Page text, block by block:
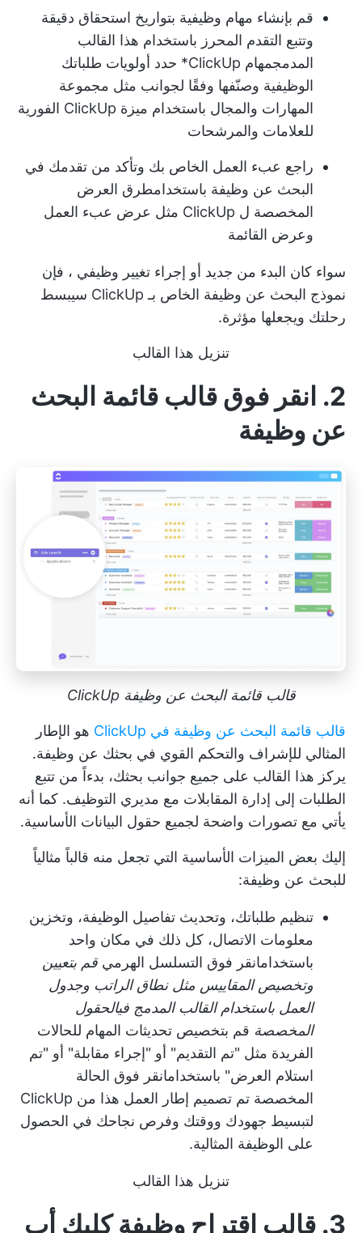
قم بإنشاء مهام وظيفية بتواريخ استحقاق دقيقة
وتتبع التقدم المحرز باستخدام هذا القالب
المدمجمهام ClickUp
* حدد أولويات طلباتك
الوظيفية وصنّفها وفقًا لجوانب مثل مجموعة
المهارات والمجال باستخدام ميزة ClickUp الفورية
للعلامات والمرشحات
راجع عبء العمل الخاص بك وتأكد من تقدمك في
البحث عن وظيفة باستخدامطرق العرض
المخصصة ل ClickUp
مثل عرض عبء العمل
وعرض القائمة
سواء كان البدء من جديد أو إجراء تغيير وظيفي ، فإن
نموذج البحث عن وظيفة الخاص بـ ClickUp سيبسط
رحلتك ويجعلها مؤثرة.
تنزيل هذا القالب
2. انقر فوق قالب قائمة البحث
عن وظيفة
قالب قائمة البحث عن وظيفة ClickUp
قالب قائمة البحث عن وظيفة في ClickUp
هو الإطار
المثالي للإشراف والتحكم القوي في بحثك عن وظيفة.
يركز هذا القالب على جميع جوانب بحثك، بدءاً من تتبع
الطلبات إلى إدارة المقابلات مع مديري التوظيف. كما أنه
يأتي مع تصورات واضحة لجميع حقول البيانات الأساسية.
إليك بعض الميزات الأساسية التي تجعل منه قالباً مثالياً
للبحث عن وظيفة:
تنظيم طلباتك، وتحديث تفاصيل الوظيفة، وتخزين
معلومات الاتصال، كل ذلك في مكان واحد
باستخدامانقر فوق التسلسل الهرمي قم بتعيين
وتخصيص المقاييس مثل نطاق الراتب وجدول
العمل باستخدام القالب المدمج فيالحقول
المخصصة قم بتخصيص تحديثات المهام للحالات
الفريدة مثل "تم التقديم" أو "إجراء مقابلة" أو "تم
استلام العرض" باستخدامانقر فوق الحالة
المخصصة
تم تصميم إطار العمل هذا من ClickUp
لتبسيط جهودك ووقتك وفرص نجاحك في الحصول
على الوظيفة المثالية.
تنزيل هذا القالب
3. قالب اقتراح وظيفة كليك أب